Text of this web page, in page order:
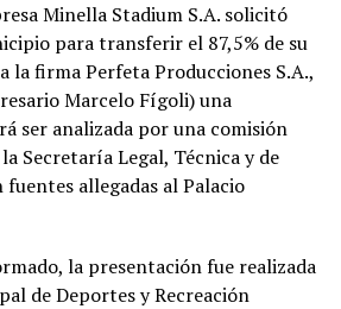
Minella Stadium S.A. solicitó
para transferir el 87,5% de su
la firma Perfeta Producciones S.A.,
Marcelo Fígoli) una
ser analizada por una comisión
Secretaría Legal, Técnica y de
allegadas al Palacio
la presentación fue realizada
de Deportes y Recreación